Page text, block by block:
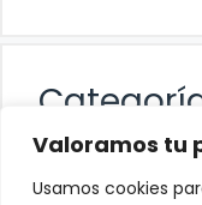
Valoramos tu
Usamos cookies
Alimentación